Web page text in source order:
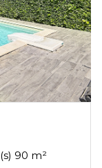
Maison 4 pièce(s) 2 chambre(s) 90 m²